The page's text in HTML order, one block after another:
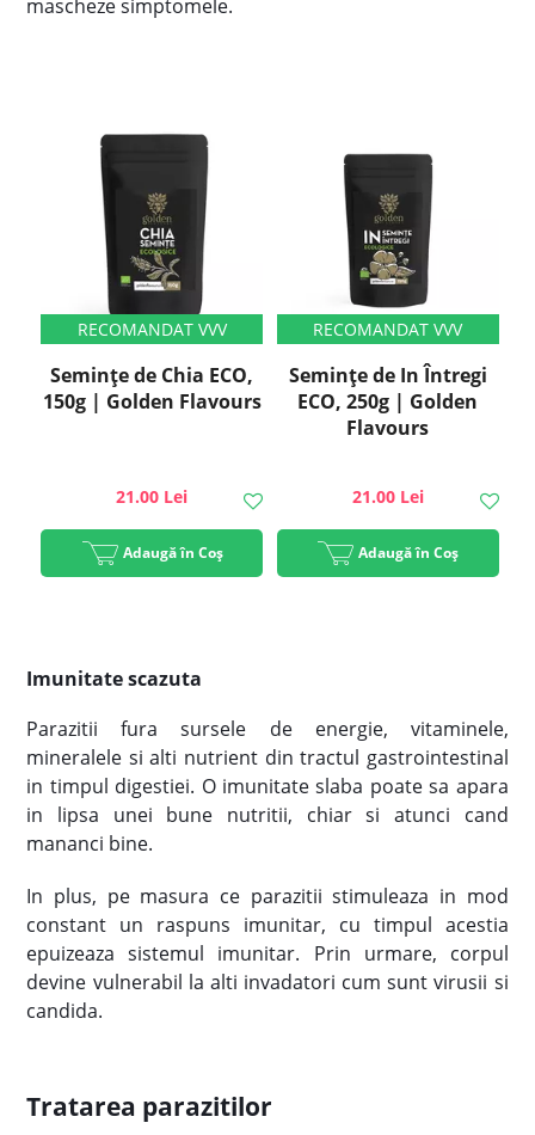
mascheze simptomele.
Semințe de Chia ECO,
150g | Golden Flavours
21.00 Lei
Adaugă în Coș
Semințe de In Întregi
ECO, 250g | Golden
Flavours
21.00 Lei
Adaugă în Coș
Imunitate scazuta
Parazitii fura sursele de energie, vitaminele,
mineralele si alti nutrient din tractul gastrointestinal
in timpul digestiei. O imunitate slaba poate sa apara
in lipsa unei bune nutritii, chiar si atunci cand
mananci bine.
In plus, pe masura ce parazitii stimuleaza in mod
constant un raspuns imunitar, cu timpul acestia
epuizeaza sistemul imunitar. Prin urmare, corpul
devine vulnerabil la alti invadatori cum sunt virusii si
candida.
Tratarea parazitilor